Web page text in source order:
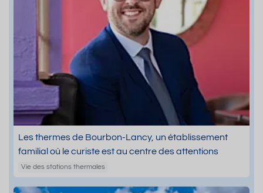
Les thermes de Bourbon-Lancy, un établissement
familial où le curiste est au centre des attentions
Vie des stations thermales